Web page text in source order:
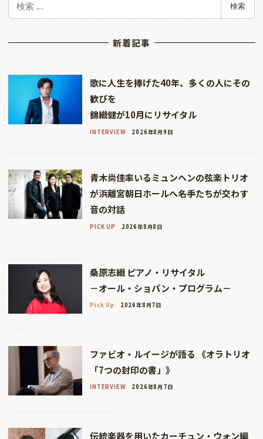
検索
新着記事
歌に人生を捧げた40年、多くの人にその
歓びを
錦織健が10月にリサイタル
INTERVIEW 2026年8月9日
青木尚佳率いるミュンヘンの弦楽トリオ
が浜離宮朝日ホールへ――名手たちが交わす
音の対話
PICK UP 2026年8月8日
桑原志織 ピアノ・リサイタル
－オール・ショパン・プログラム－
Pick Up 2026年8月7日
ファビオ・ルイージが語る 《オラトリオ
「7つの封印の書」》
INTERVIEW 2026年8月7日
伝統楽器を用いたカーチュン・ウォン編